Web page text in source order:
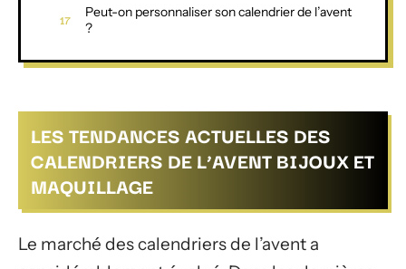
Peut-on personnaliser son calendrier de l’avent
?
LES TENDANCES ACTUELLES DES
CALENDRIERS DE L’AVENT BIJOUX ET
MAQUILLAGE
Le marché des calendriers de l’avent a